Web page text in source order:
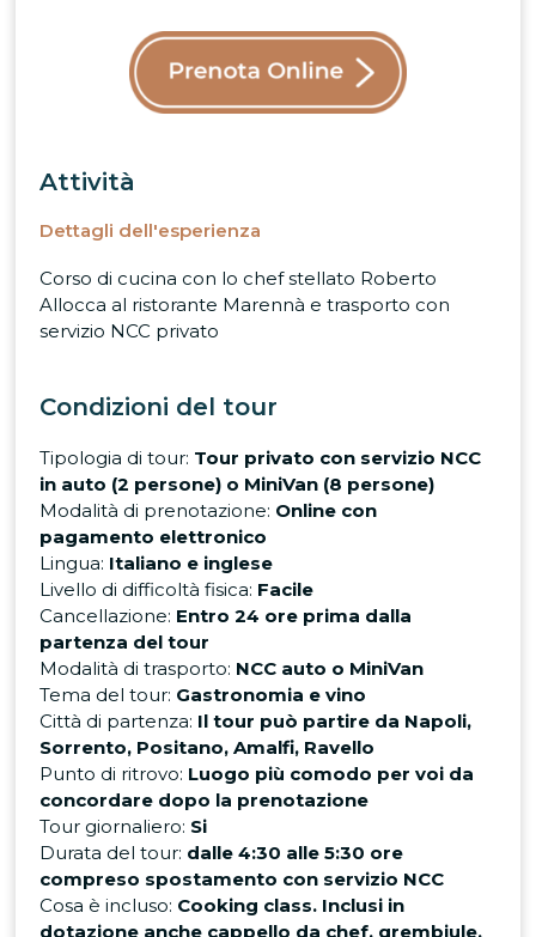
Attività
Dettagli dell'esperienza
Corso di cucina con lo chef stellato Roberto
Allocca al ristorante Marennà e trasporto con
servizio NCC privato
Condizioni del tour
Tipologia di tour: Tour privato con servizio NCC
in auto (2 persone) o MiniVan (8 persone)
Modalità di prenotazione: Online con
pagamento elettronico
Lingua: Italiano e inglese
Livello di difficoltà fisica: Facile
Cancellazione: Entro 24 ore prima dalla
partenza del tour
Modalità di trasporto: NCC auto o MiniVan
Tema del tour: Gastronomia e vino
Città di partenza: Il tour può partire da Napoli,
Sorrento, Positano, Amalfi, Ravello
Punto di ritrovo: Luogo più comodo per voi da
concordare dopo la prenotazione
Tour giornaliero: Si
Durata del tour: dalle 4:30 alle 5:30 ore
compreso spostamento con servizio NCC
Cosa è incluso: Cooking class. Inclusi in
dotazione anche cappello da chef, grembiule,